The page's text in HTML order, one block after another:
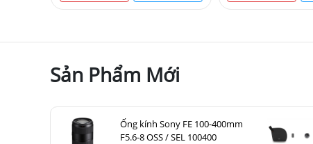
Sản Phẩm Mới
Ống kính Sony FE 100-400mm
F5.6-8 OSS / SEL 100400